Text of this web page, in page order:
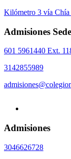
Kilómetro 3 vía Chía
Admisiones
601 5961440 Ext.
3142855989
Admisiones
3046626728